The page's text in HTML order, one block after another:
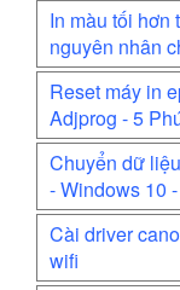
In màu tối hơn
nguyên nhân
Reset máy in
Adjprog - 5
Chuyển dữ
- Windows 10 -
Cài driver
wifi